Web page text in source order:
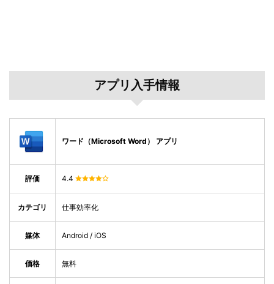
アプリ入手情報
ワード（Microsoft Word） アプリ
評価 4.4
カテゴリ 仕事効率化
媒体 Android / iOS
価格 無料